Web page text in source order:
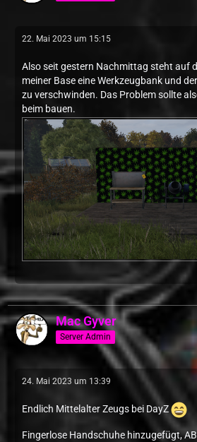
22. Mai 2023 um 15:15
Also seit gestern Nachmittag steht auf
meiner Base eine Werkzeugbank und
zu verschwinden. Das Problem sollte
beim bauen.
Mac Gyver
Server Admin
24. Mai 2023 um 13:39
Endlich Mittelalter Zeugs bei DayZ
Fingerlose Handschuhe hinzugefügt,